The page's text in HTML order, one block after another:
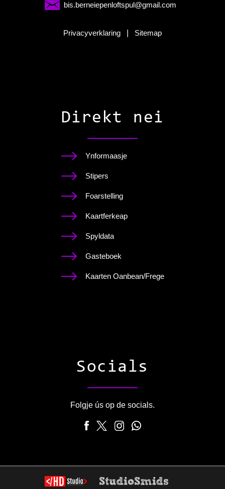
bis.berneiepenloftspul@gmail.com
Privacyverklaring Sitemap
Direkt nei
Ynformaasje
Stipers
Foarstelling
Kaartferkeap
Spyldata
Gasteboek
Kaarten Oanbean/Frege
Socials
Folgje ús op de socials.